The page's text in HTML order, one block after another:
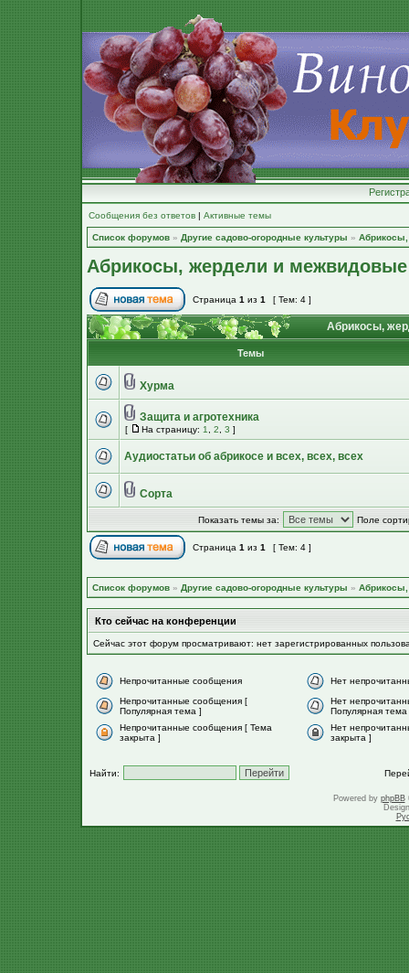
Сообщения без ответов | Активные темы
Список форумов » Другие садово-огородные культуры »
Абрикосы, жердели и
Страница 1 из 1 [ Тем: 4 ]
Абрикосы,
Темы
Хурма
Защита и агротехника
[ На страницу: 1 2 3 ]
Аудиостатьи об абрикосе и всех, всех, всех
Сорта
Показать темы за: Поле
Страница 1 из 1 [ Тем: 4 ]
Список форумов » Другие садово-огородные культуры »
Кто сейчас на конференции
Сейчас этот форум просматривают: нет зарегистрированных
Непрочитанные сообщения
Нет
Непрочитанные сообщения [
Популярная тема ]
Нет
Популярная тема
Непрочитанные сообщения [ Тема
закрыта ]
Нет
закрыта ]
Найти:
Powered by phpBB